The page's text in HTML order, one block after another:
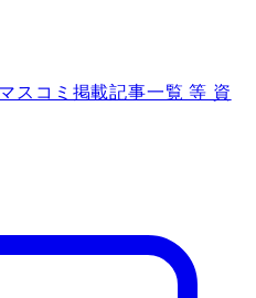
スコミ掲載記事一覧 等 資